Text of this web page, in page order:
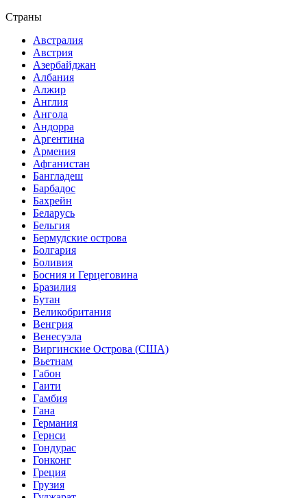
Страны
Австралия
Австрия
Азербайджан
Албания
Алжир
Англия
Ангола
Андорра
Аргентина
Армения
Афганистан
Бангладеш
Барбадос
Бахрейн
Беларусь
Бельгия
Бермудские острова
Болгария
Боливия
Босния и Герцеговина
Бразилия
Бутан
Великобритания
Венгрия
Венесуэла
Виргинские Острова (США)
Вьетнам
Габон
Гаити
Гамбия
Гана
Германия
Гернси
Гондурас
Гонконг
Греция
Грузия